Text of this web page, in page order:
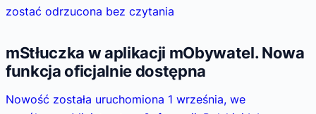
zostać odrzucona bez czytania
mStłuczka w aplikacji mObywatel. Nowa
funkcja oficjalnie dostępna
Nowość została uruchomiona 1 września, we